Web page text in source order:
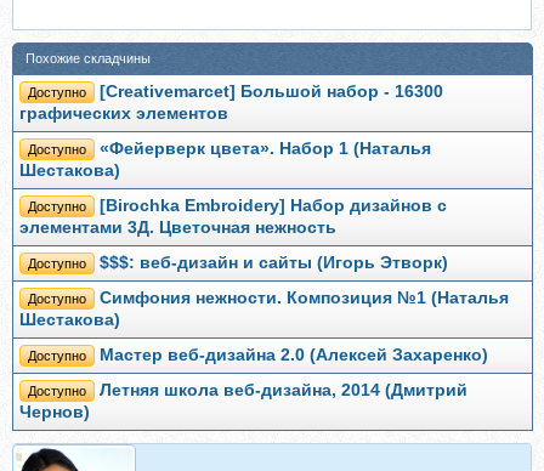
Похожие складчины
Доступно
[Creativemarcet] Большой набор - 16300
графических элементов
Доступно
«Фейерверк цвета». Набор 1 (Наталья
Шестакова)
Доступно
[Birochka Embroidery] Набор дизайнов с
элементами 3Д. Цветочная нежность
Доступно $$$: веб-дизайн и сайты (Игорь Этворк)
Доступно
Симфония нежности. Композиция №1 (Наталья
Шестакова)
Доступно Мастер веб-дизайна 2.0 (Алексей Захаренко)
Доступно
Летняя школа веб-дизайна, 2014 (Дмитрий
Чернов)